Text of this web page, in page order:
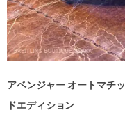
アベンジャー オートマチ
ドエディション